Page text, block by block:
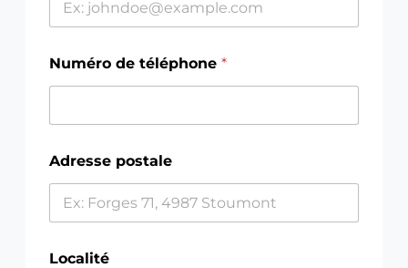
Numéro de téléphone *
Adresse postale
Localité